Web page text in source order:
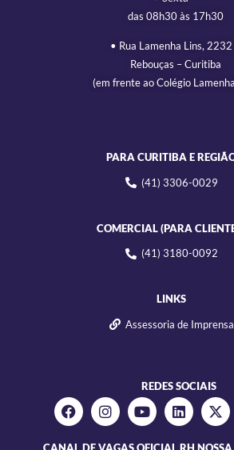
das 08h30 às 17h30
• Rua Lamenha Lins, 2232
Rebouças – Curitiba
(em frente ao Colégio
PARA CURITIBA E
(41) 3306-0029
COMERCIAL (PARA
(41) 3180-0092
LINKS
Assessoria de Imprensa
REDES SOCIAIS